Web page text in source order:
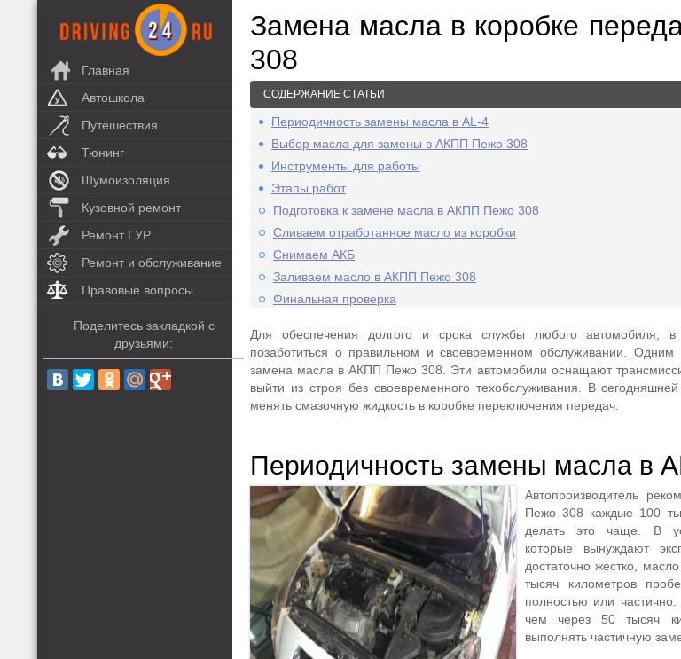
Главная
Автошкола
Путешествия
Тюнинг
Шумоизоляция
Кузовной ремонт
Ремонт ГУР
Ремонт и обслуживание
Правовые вопросы
Поделитесь закладкой с
друзьями:
Замена масла в коробке
308
СОДЕРЖАНИЕ СТАТЬИ
Периодичность замены масла в AL-4
Выбор масла для замены в АКПП Пежо 308
Инструменты для работы
Этапы работ
Подготовка к замене масла в АКПП Пежо 308
Сливаем отработанное масло из коробки
Снимаем АКБ
Заливаем масло в АКПП Пежо 308
Финальная проверка
Для обеспечения долгого и срока службы любого
позаботиться о правильном и своевременном обслуживании. Одним
замена масла в АКПП Пежо 308. Эти автомобили оснащают
выйти из строя без своевременного техобслуживания. В
менять смазочную жидкость в коробке переключения передач.
Периодичность замены масла в
Автопроизводитель
Пежо 308 каждые 100
делать это чаще. В
которые вынуждают
достаточно жестко,
тысяч километров
полностью или
чем через 50 тысяч
выполнять частичную